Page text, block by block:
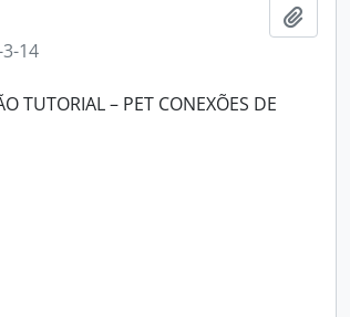
14
TUTORIAL – PET CONEXÕES DE